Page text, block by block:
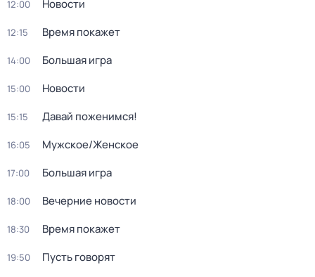
12:00 Новости
12:15 Время покажет
14:00 Большая игра
15:00 Новости
15:15 Давай поженимся!
16:05 Мужское/Женское
17:00 Большая игра
18:00 Вечерние новости
18:30 Время покажет
19:50 Пусть говорят